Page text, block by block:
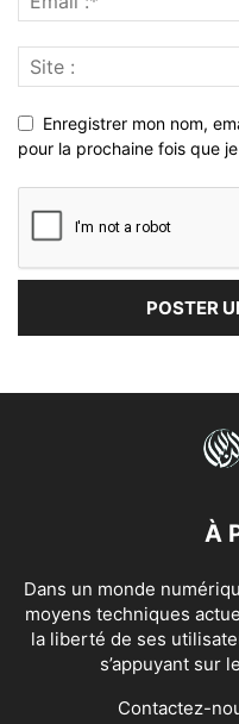
Enregistrer mon nom,
pour la prochaine fois que
À
Dans un monde
moyens techniques
la liberté de ses
s’appuyant sur
Contactez-